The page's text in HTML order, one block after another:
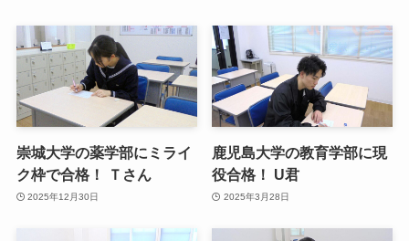
崇城大学の薬学部にミライ
ク枠で合格！ Ｔさん
2025年12月30日
鹿児島大学の教育学部に現
役合格！ U君
2025年3月28日